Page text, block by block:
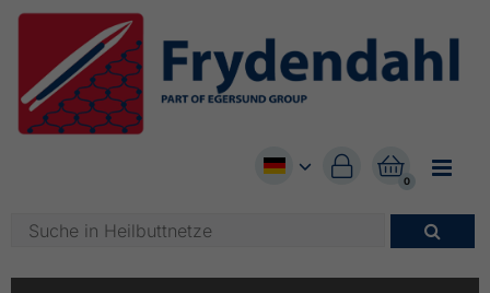


0
